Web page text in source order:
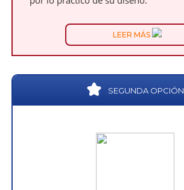
LEER MÁS
SEGUNDA OPCIÓN